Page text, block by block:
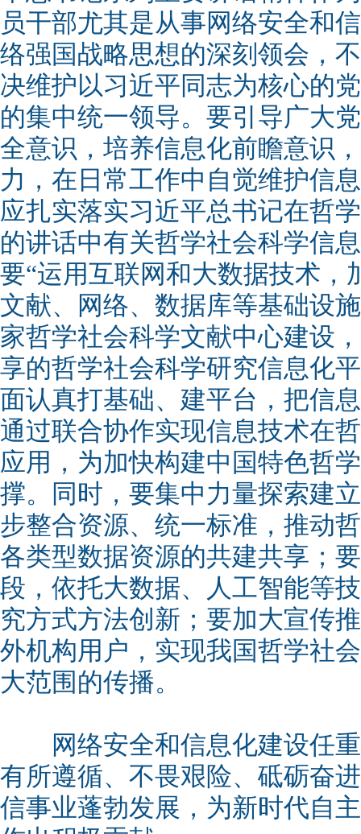
员干部尤其是从事网络安全和
络强国战略思想的深刻领会，
决维护以习近平同志为核心的
的集中统一领导。要引导广大
全意识，培养信息化前瞻意识
力，在日常工作中自觉维护信
应扎实落实习近平总书记在哲
的讲话中有关哲学社会科学信
要“运用互联网和大数据技术，
文献、网络、数据库等基础设
家哲学社会科学文献中心建设
享的哲学社会科学研究信息化
面认真打基础、建平台，把信
通过联合协作实现信息技术在
应用，为加快构建中国特色哲
撑。同时，要集中力量探索建
步整合资源、统一标准，推动
各类型数据资源的共建共享；
段，依托大数据、人工智能等
究方式方法创新；要加大宣传
外机构用户，实现我国哲学社
大范围的传播。
网络安全和信息化建设任重
有所遵循、不畏艰险、砥砺奋
信事业蓬勃发展，为新时代自